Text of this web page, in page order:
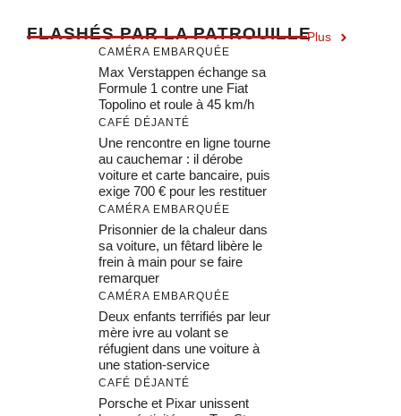
FLASHÉS PAR LA PATROUILLEPlus
CAMÉRA EMBARQUÉE
Max Verstappen échange sa
Formule 1 contre une Fiat
Topolino et roule à 45 km/h
CAFÉ DÉJANTÉ
Une rencontre en ligne tourne
au cauchemar : il dérobe
voiture et carte bancaire, puis
exige 700 € pour les restituer
CAMÉRA EMBARQUÉE
Prisonnier de la chaleur dans
sa voiture, un fêtard libère le
frein à main pour se faire
remarquer
CAMÉRA EMBARQUÉE
Deux enfants terrifiés par leur
mère ivre au volant se
réfugient dans une voiture à
une station-service
CAFÉ DÉJANTÉ
Porsche et Pixar unissent